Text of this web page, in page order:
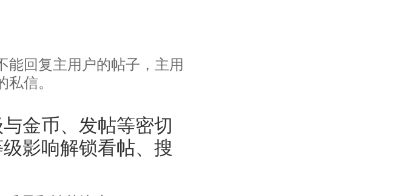
能回复主用户的帖子，主用
信。
金币、发帖等密切
影响解锁看帖、搜